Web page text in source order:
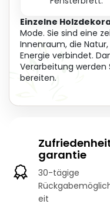
Einzelne
Mode. Sie sind eine
Innenraum, die
Energie verbindet.
Verarbeitung werden
bereiten.
garantie
30-tägige
eit